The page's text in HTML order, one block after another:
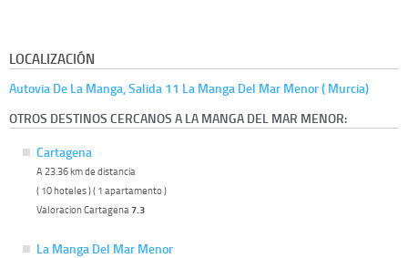
LOCALIZACIÓN
Autovia De La Manga, Salida 11 La Manga Del Mar Menor ( Murcia)
OTROS DESTINOS CERCANOS A LA MANGA DEL MAR MENOR:
Cartagena
A 23.36 km de distancia
( 10 hoteles ) ( 1 apartamento )
Valoracion Cartagena 7.3
La Manga Del Mar Menor